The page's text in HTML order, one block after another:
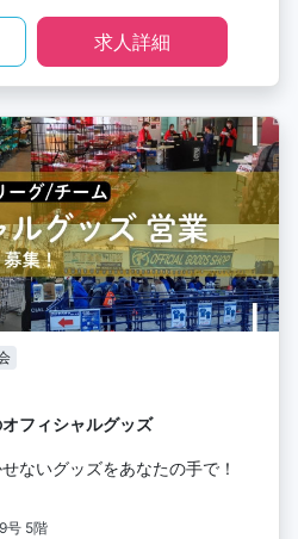
求人詳細
フィシャルグッズ
ないグッズをあなたの手で！
号 5階